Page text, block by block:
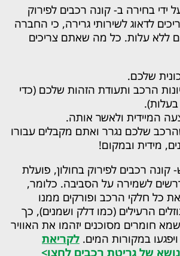
בחירה ב- קונה רכבים לפירוק
לדאוג לשירותי גרירה, כי החברה
ללא עלות. כל מה שאתם צריכים
שלכם.
הרכב ותעודת הזהות שלכם (כדי
המיידית ולאשר אותה.
שלכם נגרר ואתם מקבלים עבורו
מידית ובמקום!
רכבים לפירוק בחולון, פועלת
לשמירה על הסביבה. כלומר,
כל חלקי הרכב ופורקים ממנו
הרעילים (כמו דלק ושמנים), כך
חומרים מסוכנים יזהמו את האוויר
במקורות המים. לקריאת
של גריטת רכבים לחצו>